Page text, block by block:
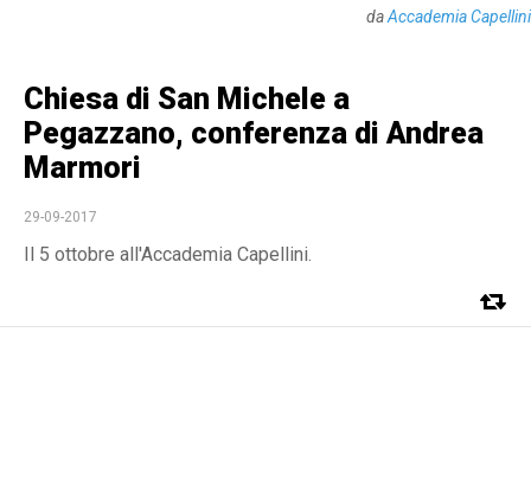
daAccademia Capellini
Chiesa di San Michele a
Pegazzano, conferenza di Andrea
Marmori
29-09-2017
Il 5 ottobre all'Accademia Capellini.